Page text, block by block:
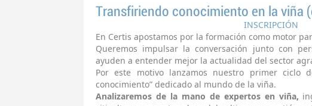
Transfiriendo conocimiento en la viña
INSCRIPCIÓN
En Certis apostamos por la formación como motor
Queremos impulsar la conversación junto con
ayuden a entender mejor la actualidad del sector
Por este motivo lanzamos nuestro primer ciclo
conocimiento” dedicado al mundo de la viña.
Analizaremos de la mano de expertos en viña,